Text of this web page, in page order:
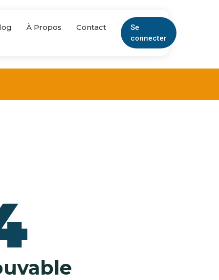
À Propos Contact
Se
connecter